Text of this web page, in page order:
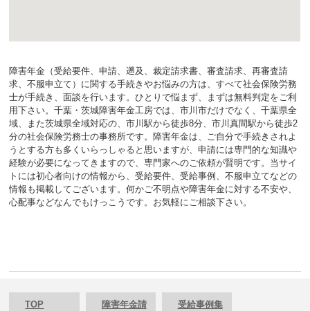
障害年金（受給要件、申請、遡及、裁定請求書、審査請求、再審査請
求、不服申立て）に関する手続きやお悩みの方は、すべて社会保険労務
士が手続き、面談を行います。ひとりで悩まず、まずは無料判定をご利
用下さい。千葉・茨城障害年金工房では、市川市だけでなく、千葉県全
域、また茨城県全域対応の、市川駅から徒歩8分、市川真間駅から徒歩2
分の社会保険労務士の事務所です。障害年金は、ご自分で手続きされよ
うとする方も多くいらっしゃると思いますが、申請には専門的な知識や
経験が必要になってきますので、専門家へのご依頼が賢明です。当サイ
トには初心者向けの情報から、受給要件、受給事例、不服申立てなどの
情報も掲載してございます。何かご不明点や障害年金に対する不安や、
心配事などなんでもけっこうです。お気軽にご相談下さい。
TOP
障害年金請
受給事例集